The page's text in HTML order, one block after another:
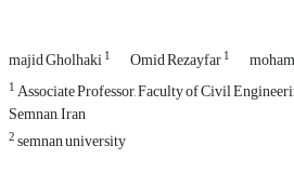
majid Gholhaki1 Omid Rezayfar1
1Associate Professor, Faculty of Civil
Semnan, Iran
2semnan university